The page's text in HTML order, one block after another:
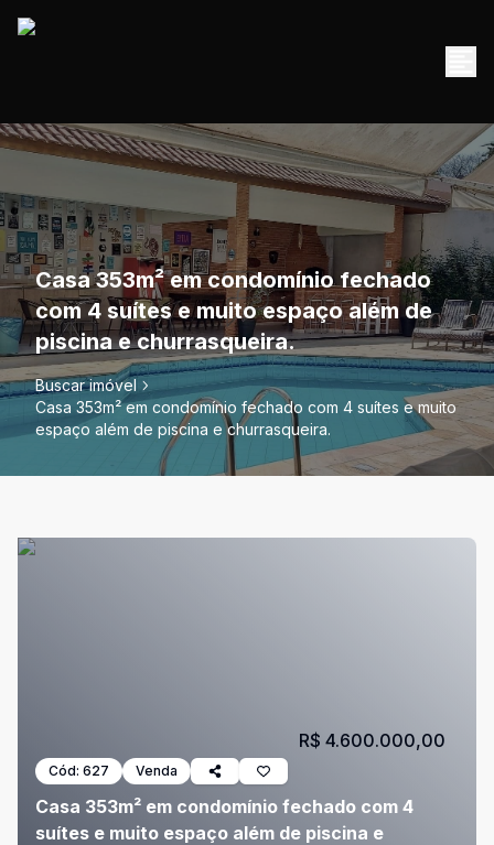
Casa 353m² em condomínio fechado
com 4 suítes e muito espaço além de
piscina e churrasqueira.
Buscar imóvel
Casa 353m² em condomínio fechado com 4 suítes e muito
espaço além de piscina e churrasqueira.
Cód: 627 Venda
Casa 353m² em condomínio fechado com 4
suítes e muito espaço além de piscina e
R$ 4.600.000,00